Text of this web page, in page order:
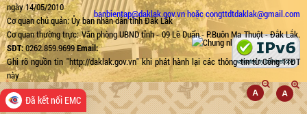
ngày 14/05/2010
Cơ quan chủ quản: Ủy ban nhân dân tỉnh Đắk Lắk
Cơ quan thường trực: Văn phòng UBND tỉnh - 09 Lê Duẩn - P.Buôn Ma Thuột - Đắk Lắk.
SĐT:0262.859.9699Email:
banbientap@daklak.gov.vn hoặc congttdtdaklak@gmail.com
Ghi rõ nguồn tin "http://daklak.gov.vn" khi phát hành lại các thông tin từ Cổng TTĐT
này
Đã kết nối EMC